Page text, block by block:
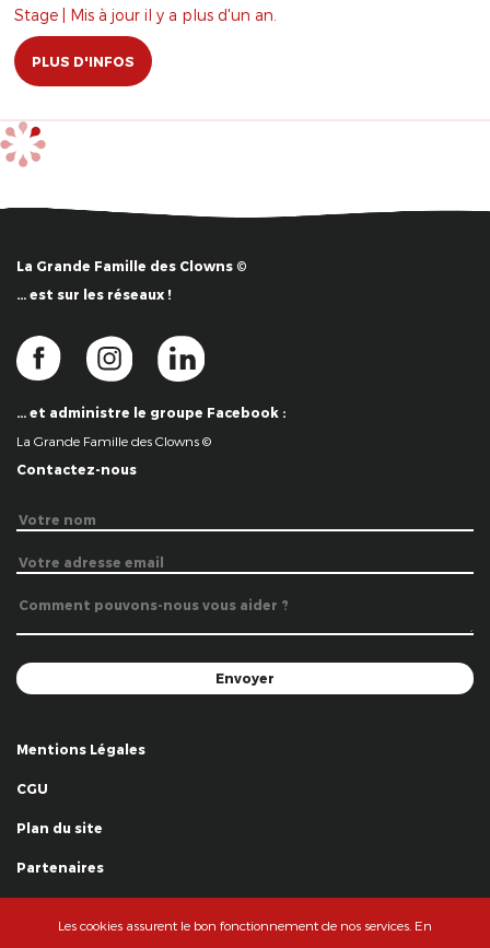
Stage | Mis à jour il y a plus d'un an.
PLUS D'INFOS
La Grande Famille des Clowns ©
… est sur les réseaux !
… et administre le groupe Facebook :
La Grande Famille des Clowns ©
Contactez-nous
Mentions Légales
CGU
Plan du site
Partenaires
Les cookies assurent le bon fonctionnement de nos services. En